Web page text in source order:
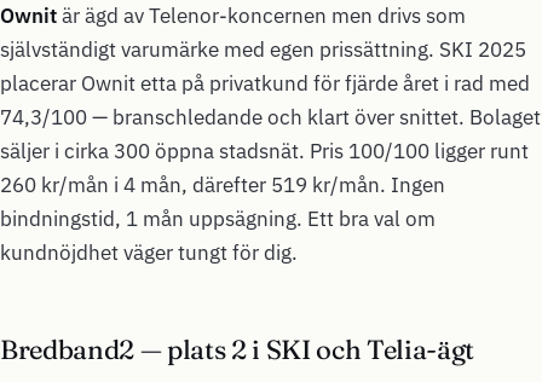
Ownitär ägd av Telenor-koncernen men drivs som
självständigt varumärke med egen prissättning. SKI 2025
placerar Ownit etta på privatkund för fjärde året i rad med
74,3/100 — branschledande och klart över snittet. Bolaget
säljer i cirka 300 öppna stadsnät. Pris 100/100 ligger runt
260 kr/mån i 4 mån, därefter 519 kr/mån. Ingen
bindningstid, 1 mån uppsägning. Ett bra val om
kundnöjdhet väger tungt för dig.
Bredband2 — plats 2 i SKI och Telia-ägt